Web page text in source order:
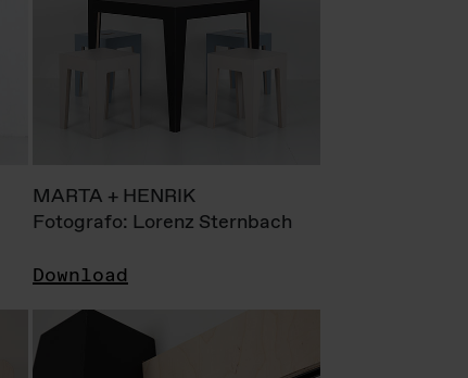
MARTA + HENRIK
Fotografo: Lorenz Sternbach
Download